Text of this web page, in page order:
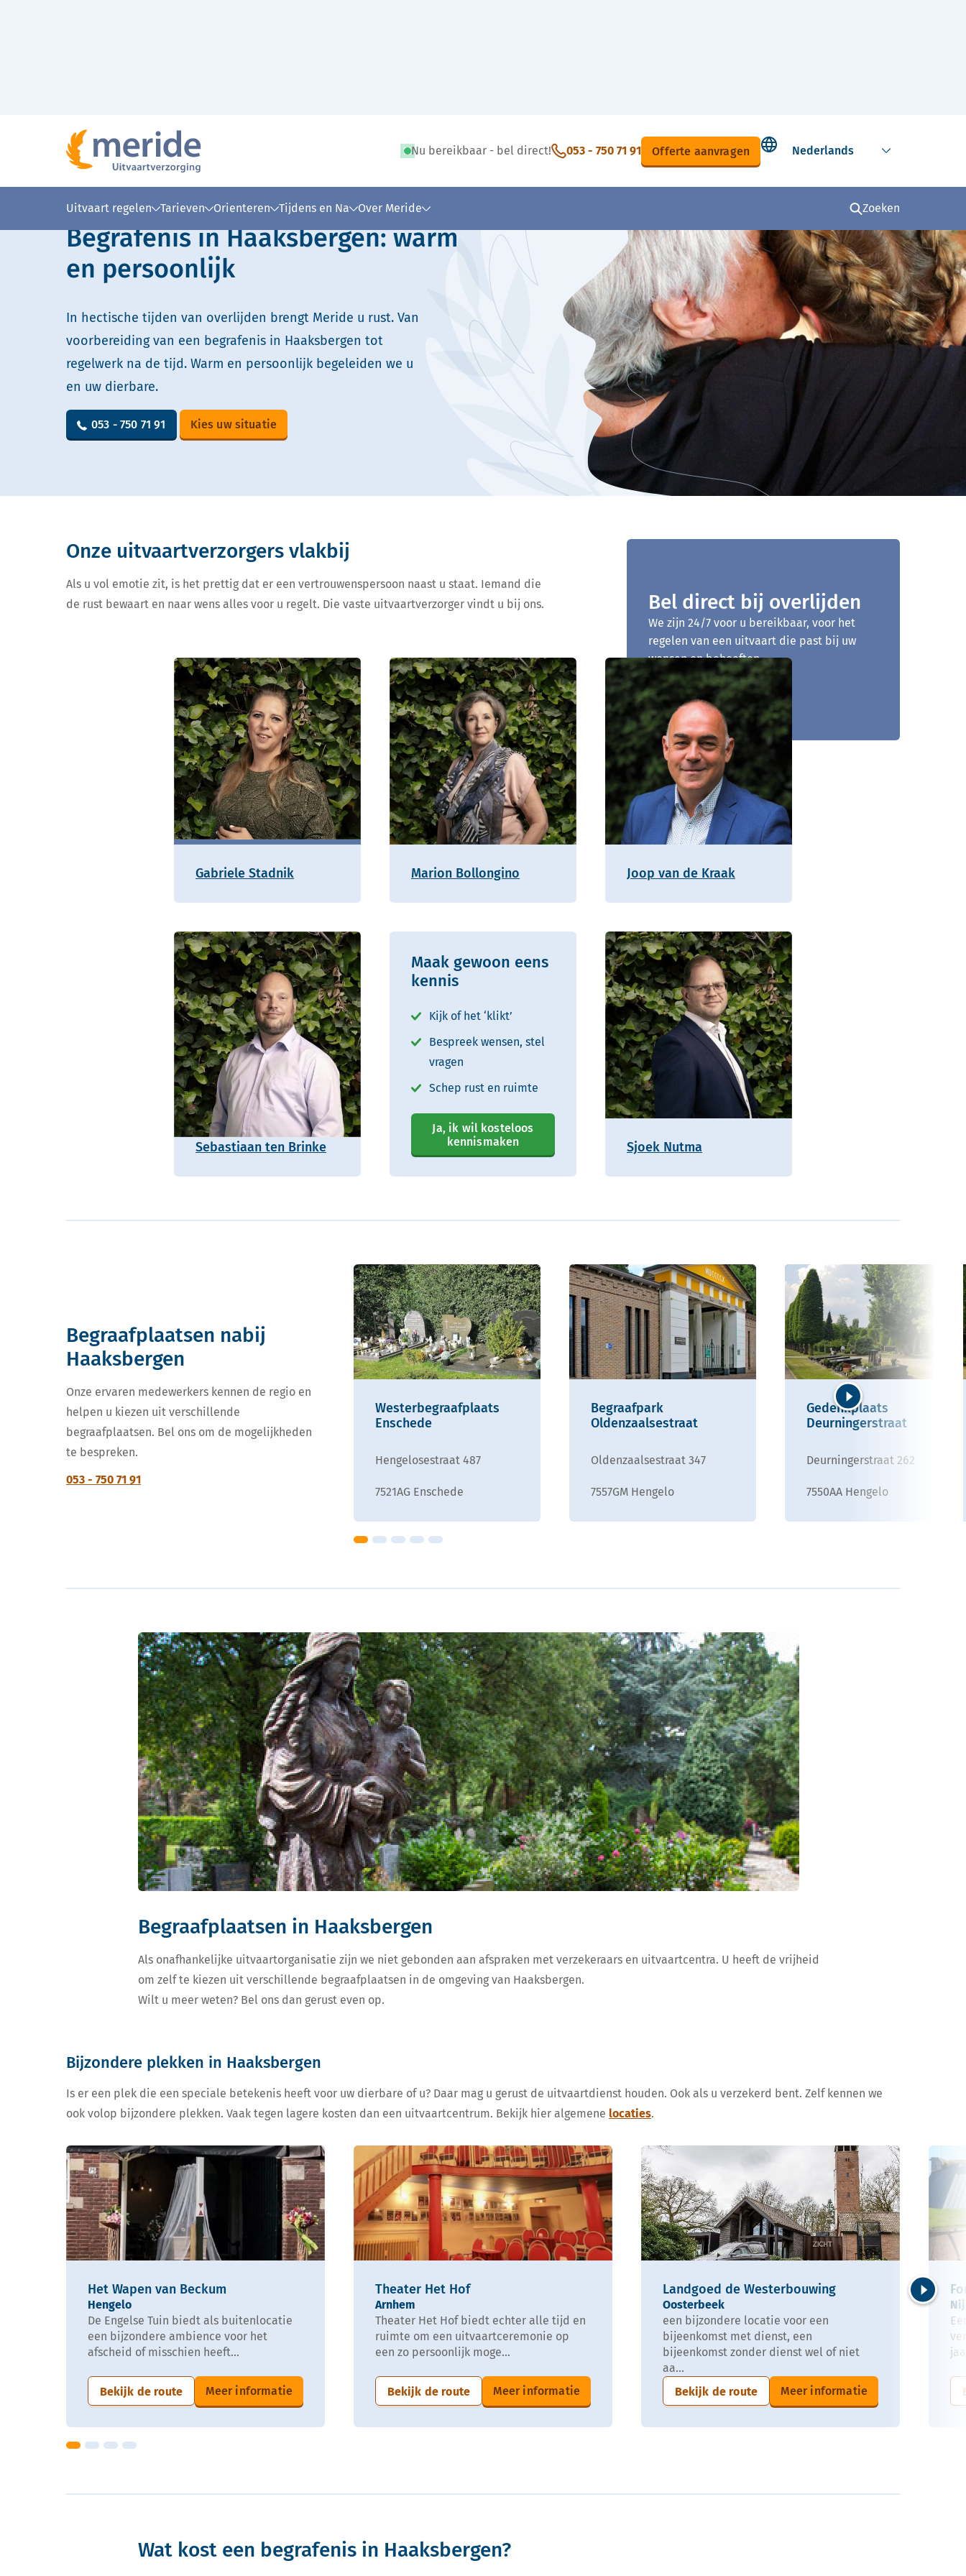
Nu bereikbaar - bel direct! 053 - 750 71 91 Offerte aanvragen
Select language
Uitvaart regelen Tarieven Orienteren Tijdens en Na Over Meride Zoeken
Lees voor Uitleg woorden Simpele tekst
Begrafenis in Haaksbergen: warm
en persoonlijk
In hectische tijden van overlijden brengt Meride u rust. Van
voorbereiding van een begrafenis in Haaksbergen tot
regelwerk na de tijd. Warm en persoonlijk begeleiden we u
en uw dierbare.
053 - 750 71 91 Kies uw situatie
Bel direct bij overlijden
We zijn 24/7 voor u bereikbaar, voor het
regelen van een uitvaart die past bij uw
wensen en behoeften.
053 - 750 71 91
Onze uitvaartverzorgers vlakbij
Als u vol emotie zit, is het prettig dat er een vertrouwenspersoon naast u staat. Iemand die
de rust bewaart en naar wens alles voor u regelt. Die vaste uitvaartverzorger vindt u bij ons.
Gabriele Stadnik Marion Bollongino Joop van de Kraak
Sebastiaan ten Brinke
Maak gewoon eens
kennis
Kijk of het ‘klikt’
Bespreek wensen, stel
vragen
Schep rust en ruimte
Ja, ik wil kosteloos
kennismaken
Sjoek Nutma
Begraafplaatsen nabij
Haaksbergen
Onze ervaren medewerkers kennen de regio en
helpen u kiezen uit verschillende
begraafplaatsen. Bel ons om de mogelijkheden
te bespreken.
053 - 750 71 91
Westerbegraafplaats
Enschede
Hengelosestraat 487
7521AG Enschede
Begraafpark
Oldenzaalsestraat
Oldenzaalsestraat 347
7557GM Hengelo
Gedenkplaats
Deurningerstraat
Deurningerstraat 262
7550AA Hengelo
Volgende
Begraafplaatsen in Haaksbergen
Als onafhankelijke uitvaartorganisatie zijn we niet gebonden aan afspraken met verzekeraars en uitvaartcentra. U heeft de vrijheid
om zelf te kiezen uit verschillende begraafplaatsen in de omgeving van Haaksbergen.
Wilt u meer weten? Bel ons dan gerust even op.
Bijzondere plekken in Haaksbergen
Is er een plek die een speciale betekenis heeft voor uw dierbare of u? Daar mag u gerust de uitvaartdienst houden. Ook als u verzekerd bent. Zelf kennen we
ook volop bijzondere plekken. Vaak tegen lagere kosten dan een uitvaartcentrum. Bekijk hier algemene locaties.
Het Wapen van Beckum
Hengelo
De Engelse Tuin biedt als buitenlocatie
een bijzondere ambience voor het
afscheid of misschien heeft...
Bekijk de route Meer informatie
Theater Het Hof
Arnhem
Theater Het Hof biedt echter alle tijd en
ruimte om een uitvaartceremonie op
een zo persoonlijk moge...
Bekijk de route Meer informatie
Landgoed de Westerbouwing
Oosterbeek
een bijzondere locatie voor een
bijeenkomst met dienst, een
bijeenkomst zonder dienst wel of niet
aa...
Bekijk de route
Meer informatie
Volgende
Wat kost een begrafenis in Haaksbergen?